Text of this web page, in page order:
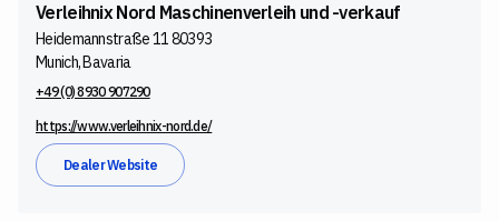
Verleihnix Nord Maschinenverleih und -verkauf
Heidemannstraße 11 80393
Munich, Bavaria
+49 (0) 8930 907290
https://www.verleihnix-nord.de/
Dealer Website